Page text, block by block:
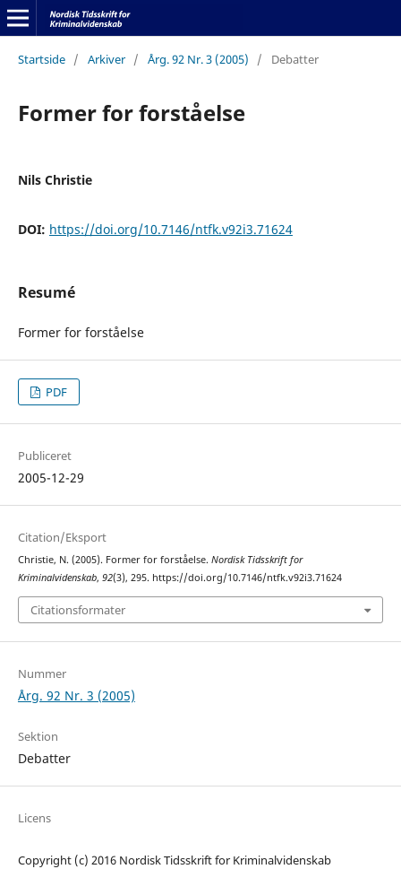
Startside / Arkiver / Årg. 92 Nr. 3 (2005) / Debatter
Former for forståelse
Nils Christie
DOI: https://doi.org/10.7146/ntfk.v92i3.71624
Resumé
Former for forståelse
PDF
Publiceret
2005-12-29
Citation/Eksport
Christie, N. (2005). Former for forståelse. Nordisk Tidsskrift for
Kriminalvidenskab, 92(3), 295. https://doi.org/10.7146/ntfk.v92i3.71624
Citationsformater
Nummer
Årg. 92 Nr. 3 (2005)
Sektion
Debatter
Licens
Copyright (c) 2016 Nordisk Tidsskrift for Kriminalvidenskab